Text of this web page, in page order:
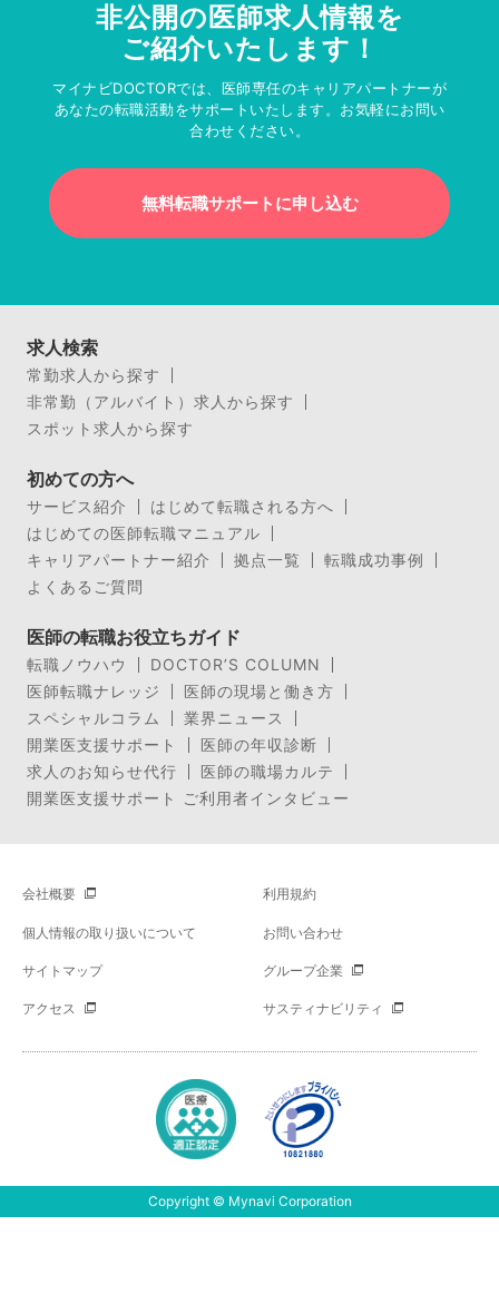
非公開の医師求人情報を
ご紹介いたします！
マイナビDOCTORでは、医師専任のキャリアパートナーが
あなたの転職活動をサポートいたします。お気軽にお問い
合わせください。
無料転職サポートに申し込む
求人検索
常勤求人から探す
非常勤（アルバイト）求人から探す
スポット求人から探す
初めての方へ
サービス紹介
はじめて転職される方へ
はじめての医師転職マニュアル
キャリアパートナー紹介
拠点一覧
転職成功事例
よくあるご質問
医師の転職お役立ちガイド
転職ノウハウ
DOCTOR’S COLUMN
医師転職ナレッジ
医師の現場と働き方
スペシャルコラム
業界ニュース
開業医支援サポート
医師の年収診断
求人のお知らせ代行
医師の職場カルテ
開業医支援サポート ご利用者インタビュー
会社概要 利用規約
個人情報の取り扱いについて お問い合わせ
サイトマップ グループ企業
アクセス サスティナビリティ
Copyright © Mynavi Corporation